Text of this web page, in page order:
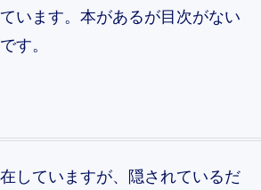
います。本があるが目次がない
す。
していますが、隠されているだ